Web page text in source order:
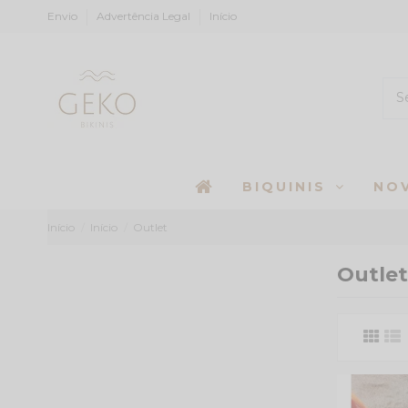
Envio Advertência Legal Início
BIQUINIS
Início Início Outlet
Outlet